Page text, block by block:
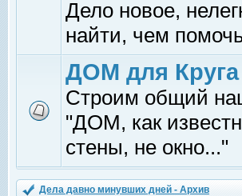
Дело новое,
найти, чем
ДОМ для Круга
Строим общий
"ДОМ, как
стены, не окно..."
Дела давно минувших дней - Архив